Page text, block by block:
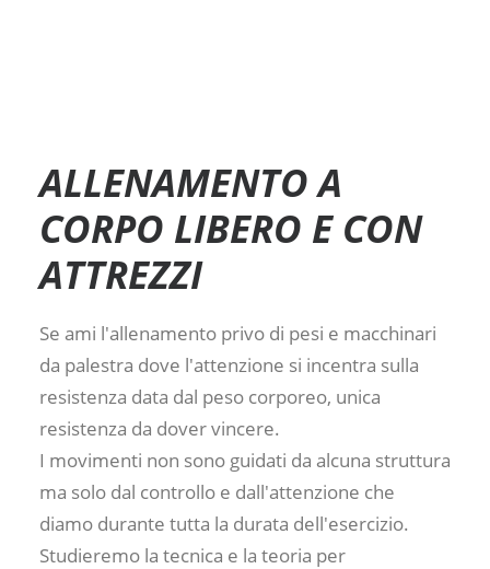
ALLENAMENTO A
CORPO LIBERO E CON
ATTREZZI
Se ami l'allenamento privo di pesi e macchinari
da palestra dove l'attenzione si incentra sulla
resistenza data dal peso corporeo, unica
resistenza da dover vincere.
I movimenti non sono guidati da alcuna struttura
ma solo dal controllo e dall'attenzione che
diamo durante tutta la durata dell'esercizio.
Studieremo la tecnica e la teoria per